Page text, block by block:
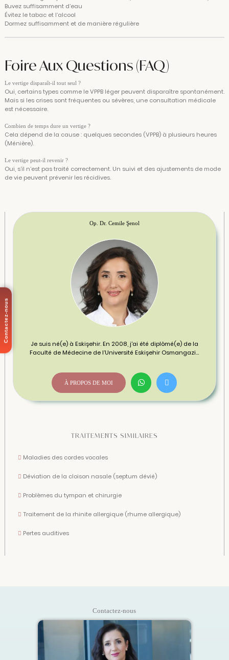
Buvez suffisamment d’eau
Évitez le tabac et l’alcool
Dormez suffisamment et de manière régulière
Foire Aux Questions (FAQ)
Le vertige disparaît-il tout seul ?
Oui, certains types comme le VPPB léger peuvent disparaître spontanément.
Mais si les crises sont fréquentes ou sévères, une consultation médicale
est nécessaire.
Combien de temps dure un vertige ?
Cela dépend de la cause : quelques secondes (VPPB) à plusieurs heures
(Ménière).
Le vertige peut-il revenir ?
Oui, s’il n’est pas traité correctement. Un suivi et des ajustements de mode
de vie peuvent prévenir les récidives.
Op. Dr. Cemile Şenol
Je suis né(e) à Eskişehir. En 2008, j'ai été diplômé(e) de la
Faculté de Médecine de l’Université Eskişehir Osmangazi...
À PROPOS DE MOI
TRAITEMENTS SIMILAIRES
Maladies des cordes vocales
Déviation de la cloison nasale (septum dévié)
Problèmes du tympan et chirurgie
Traitement de la rhinite allergique (rhume allergique)
Pertes auditives
Contactez-nous
Contactez-nous